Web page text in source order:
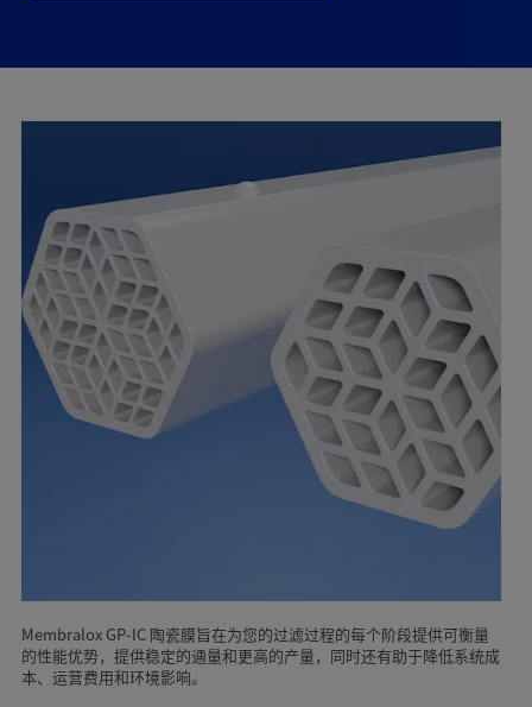
Membralox GP-IC 陶瓷膜旨在为您的过滤过程的每个阶段提供可衡量
的性能优势，提供稳定的通量和更高的产量，同时还有助于降低系统成
本、运营费用和环境影响。